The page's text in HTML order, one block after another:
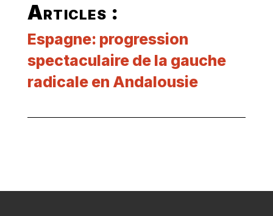
Articles :
Espagne: progression
spectaculaire de la gauche
radicale en Andalousie